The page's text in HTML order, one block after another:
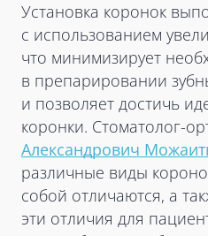
Установка коронок
с использованием
что минимизирует
в препарировании
и позволяет достичь
коронки. Стоматолог-
Александрович
различные виды
собой отличаются, а
эти отличия для